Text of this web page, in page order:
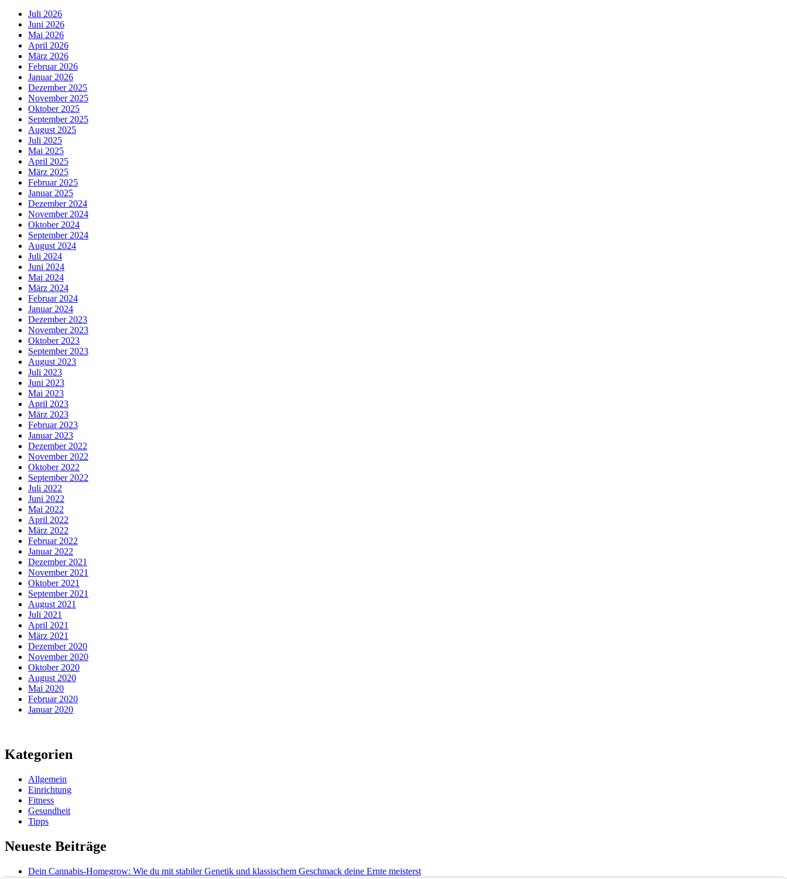
Juli 2026
Juni 2026
Mai 2026
April 2026
März 2026
Februar 2026
Januar 2026
Dezember 2025
November 2025
Oktober 2025
September 2025
August 2025
Juli 2025
Mai 2025
April 2025
März 2025
Februar 2025
Januar 2025
Dezember 2024
November 2024
Oktober 2024
September 2024
August 2024
Juli 2024
Juni 2024
Mai 2024
März 2024
Februar 2024
Januar 2024
Dezember 2023
November 2023
Oktober 2023
September 2023
August 2023
Juli 2023
Juni 2023
Mai 2023
April 2023
März 2023
Februar 2023
Januar 2023
Dezember 2022
November 2022
Oktober 2022
September 2022
Juli 2022
Juni 2022
Mai 2022
April 2022
März 2022
Februar 2022
Januar 2022
Dezember 2021
November 2021
Oktober 2021
September 2021
August 2021
Juli 2021
April 2021
März 2021
Dezember 2020
November 2020
Oktober 2020
August 2020
Mai 2020
Februar 2020
Januar 2020
Kategorien
Allgemein
Einrichtung
Fitness
Gesundheit
Tipps
Neueste Beiträge
Dein Cannabis-Homegrow: Wie du mit stabiler Genetik und klassischem Geschmack deine Ernte meisterst